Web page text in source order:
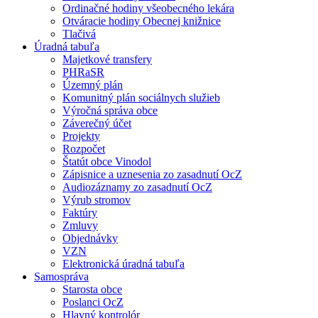
Ordinačné hodiny všeobecného lekára
Otváracie hodiny Obecnej knižnice
Tlačivá
Úradná tabuľa
Majetkové transfery
PHRaSR
Územný plán
Komunitný plán sociálnych služieb
Výročná správa obce
Záverečný účet
Projekty
Rozpočet
Štatút obce Vinodol
Zápisnice a uznesenia zo zasadnutí OcZ
Audiozáznamy zo zasadnutí OcZ
Výrub stromov
Faktúry
Zmluvy
Objednávky
VZN
Elektronická úradná tabuľa
Samospráva
Starosta obce
Poslanci OcZ
Hlavný kontrolór